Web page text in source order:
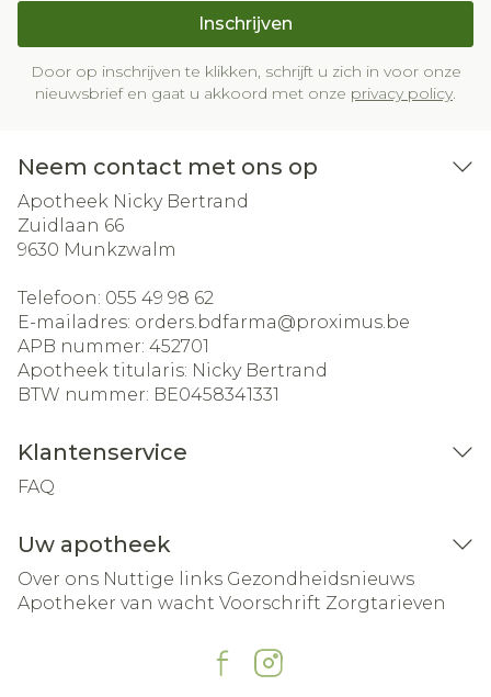
Inschrijven
Door op inschrijven te klikken, schrijft u zich in voor onze
nieuwsbrief en gaat u akkoord met onze privacy policy.
Neem contact met ons op
Apotheek Nicky Bertrand
Zuidlaan 66
9630 Munkzwalm
Telefoon: 055 49 98 62
E-mailadres: orders.bdfarma@proximus.be
APB nummer: 452701
Apotheek titularis: Nicky Bertrand
BTW nummer: BE0458341331
Klantenservice
FAQ
Uw apotheek
Over ons Nuttige links Gezondheidsnieuws
Apotheker van wacht Voorschrift Zorgtarieven